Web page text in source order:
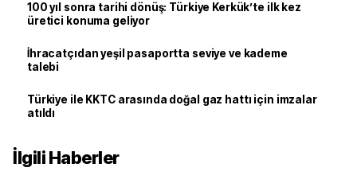
100 yıl sonra tarihi dönüş: Türkiye Kerkük’te ilk kez
üretici konuma geliyor
İhracatçıdan yeşil pasaportta seviye ve kademe
talebi
Türkiye ile KKTC arasında doğal gaz hattı için imzalar
atıldı
İlgili Haberler